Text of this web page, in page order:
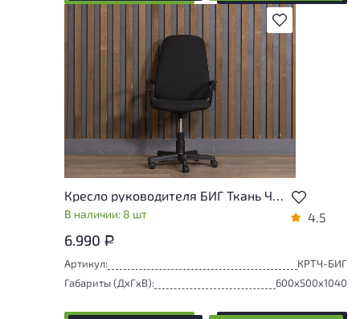
В избранное
В наличии: 8 шт 4.5
6.990 Р
Артикул:
КРТЧ-БИГ
Габариты (ДxГxВ):
600x500x1040